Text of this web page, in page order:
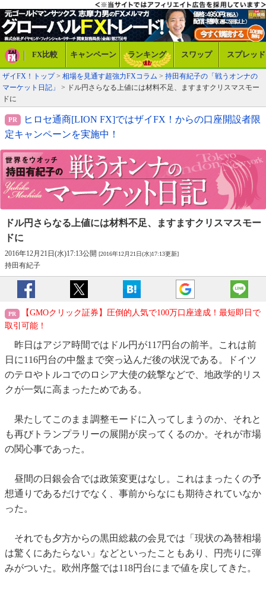
FX比較 キャンペーン ランキング スワップ スプレッド
ザイFX！トップ> 相場を見通す超強力FXコラム > 持田有紀子の「戦うオンナの
マーケット日記」
> ドル円さらなる上値には材料不足、ますますクリスマスモー
ドに
ヒロセ通商[LION FX]ではザイFX！からの口座開設者限
定キャンペーンを実施中！
ドル円さらなる上値には材料不足、
ますますクリスマスモー
ドに
2016年12月21日(水)17:13公開 [2016年12月21日(水)17:13更新]
持田有紀子
【GMOクリック証券】圧倒的人気で100万口座達成！最短即日で
取引可能！
昨日はアジア時間ではドル円が117円台の前半。これは前
日に116円台の中盤まで突っ込んだ後の状況である。ドイツ
のテロやトルコでのロシア大使の銃撃などで、地政学的リス
クが一気に高まったためである。
果たしてこのまま調整モードに入ってしまうのか、それと
も再びトランプラリーの展開が戻ってくるのか。それが市場
の関心事であった。
昼間の日銀会合では政策変更はなし。これはまったくの予
想通りであるだけでなく、事前からなにも期待されていなか
った。
それでも夕方からの黒田総裁の会見では「現状の為替相場
は驚くにあたらない」などといったこともあり、円売りに弾
みがついた。欧州序盤では118円台にまで値を戻してきた。